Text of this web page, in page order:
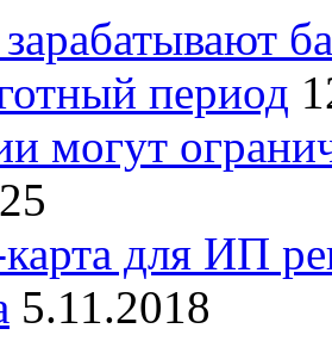
период
могут
для ИП
5.11.2018